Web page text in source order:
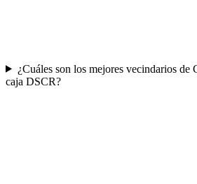
¿Cuáles son los mejores vecindarios de
caja DSCR?